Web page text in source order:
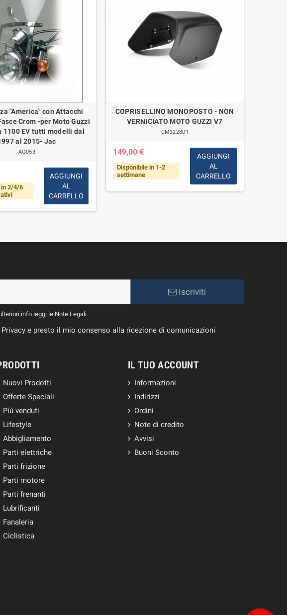
"America" con Attacchi
Crom -per Moto Guzzi
1100 EV tutti modelli dal
al 2015- Jac
AQ053
in 2/4/6
AGGIUNGI
AL
CARRELLO
COPRISELLINO MONOPOSTO - NON
VERNICIATO MOTO GUZZI V7
CM322801
149,00 €
Disponibile in 1-2
settimane
AGGIUNGI
AL
CARRELLO
Iscriviti
info leggi le Note Legali.
e presto il mio consenso alla ricezione di comunicazioni
Nuovi Prodotti
Offerte Speciali
Più venduti
Lifestyle
Abbigliamento
Parti elettriche
Parti frizione
Parti motore
Parti frenanti
Lubrificanti
Fanaleria
Ciclistica
IL TUO ACCOUNT
Informazioni
Indirizzi
Ordini
Note di credito
Avvisi
Buoni Sconto